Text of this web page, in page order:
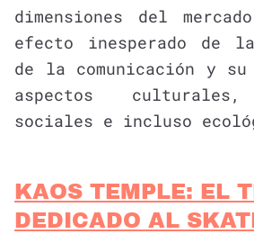
dimensiones del
efecto inesperado de
de la comunicación y
aspectos culturales,
sociales e incluso
KAOS TEMPLE: EL
DEDICADO AL